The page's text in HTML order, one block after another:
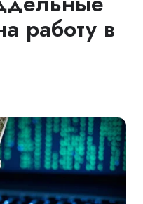
работу в